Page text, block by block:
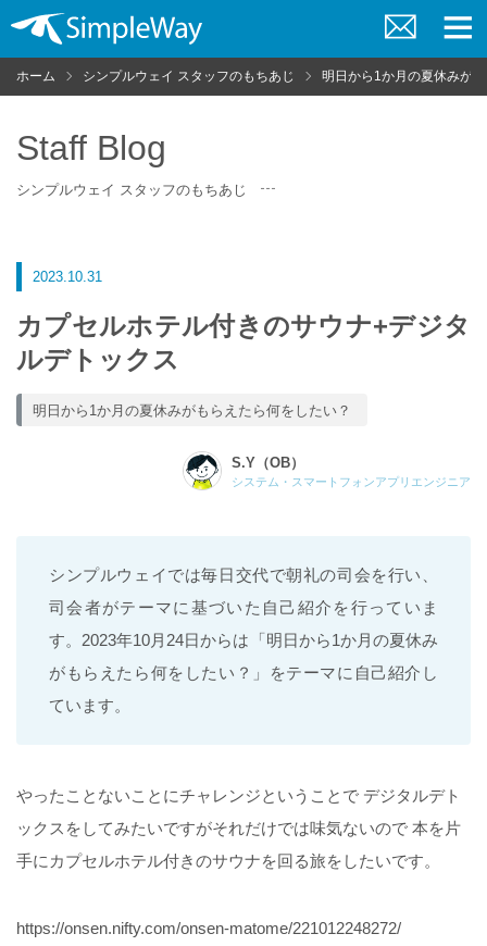
問
い
ニ
ュ
ホーム シンプルウェイ スタッフのもちあじ 明日から1か月の夏休みが
Staff Blog
シンプルウェイ スタッフのもちあじ
2023.10.31
カプセルホテル付きのサウナ+デジタ
ルデトックス
明日から1か月の夏休みがもらえたら何をしたい？
S.Y（OB）
システム・スマートフォンアプリエンジニア
シンプルウェイでは毎日交代で朝礼の司会を行い、
司会者がテーマに基づいた自己紹介を行っていま
す。2023年10月24日からは「明日から1か月の夏休み
がもらえたら何をしたい？」をテーマに自己紹介し
ています。
やったことないことにチャレンジということで デジタルデト
ックスをしてみたいですがそれだけでは味気ないので 本を片
手にカプセルホテル付きのサウナを回る旅をしたいです。
https://onsen.nifty.com/onsen-matome/221012248272/